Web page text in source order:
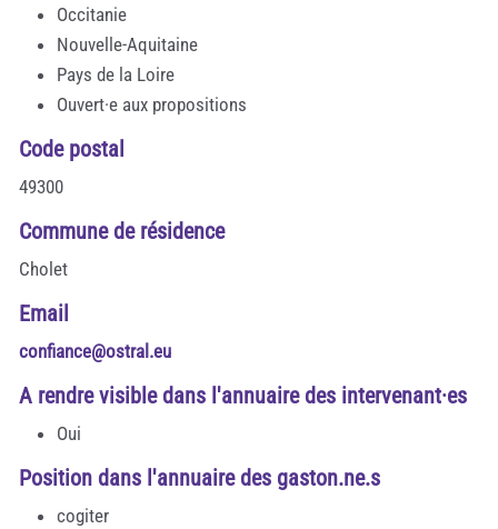
Occitanie
Nouvelle-Aquitaine
Pays de la Loire
Ouvert·e aux propositions
Code postal
49300
Commune de résidence
Cholet
Email
confiance@ostral.eu
A rendre visible dans l'annuaire des intervenant·es
Oui
Position dans l'annuaire des gaston.ne.s
cogiter